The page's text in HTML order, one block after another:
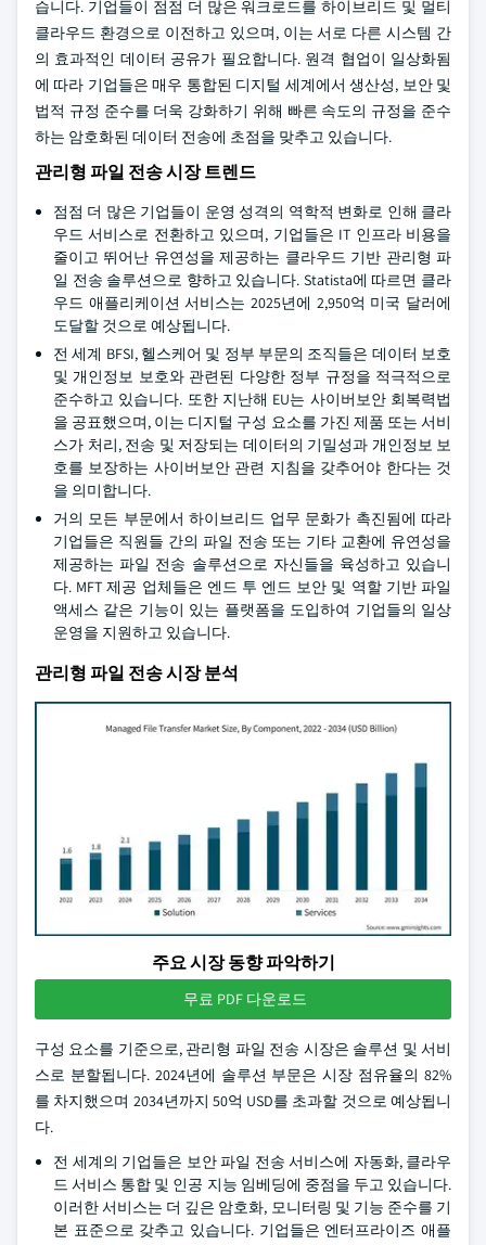
습니다. 기업들이 점점 더 많은 워크로드를 하이브리드 및 멀티
클라우드 환경으로 이전하고 있으며, 이는 서로 다른 시스템 간
의 효과적인 데이터 공유가 필요합니다. 원격 협업이 일상화됨
에 따라 기업들은 매우 통합된 디지털 세계에서 생산성, 보안 및
법적 규정 준수를 더욱 강화하기 위해 빠른 속도의 규정을 준수
하는 암호화된 데이터 전송에 초점을 맞추고 있습니다.
관리형 파일 전송 시장 트렌드
점점 더 많은 기업들이 운영 성격의 역학적 변화로 인해 클라
우드 서비스로 전환하고 있으며, 기업들은 IT 인프라 비용을
줄이고 뛰어난 유연성을 제공하는 클라우드 기반 관리형 파
일 전송 솔루션으로 향하고 있습니다. Statista에 따르면 클라
우드 애플리케이션 서비스는 2025년에 2,950억 미국 달러에
도달할 것으로 예상됩니다.
전 세계 BFSI, 헬스케어 및 정부 부문의 조직들은 데이터 보호
및 개인정보 보호와 관련된 다양한 정부 규정을 적극적으로
준수하고 있습니다. 또한 지난해 EU는 사이버보안 회복력법
을 공표했으며, 이는 디지털 구성 요소를 가진 제품 또는 서비
스가 처리, 전송 및 저장되는 데이터의 기밀성과 개인정보 보
호를 보장하는 사이버보안 관련 지침을 갖추어야 한다는 것
을 의미합니다.
거의 모든 부문에서 하이브리드 업무 문화가 촉진됨에 따라
기업들은 직원들 간의 파일 전송 또는 기타 교환에 유연성을
제공하는 파일 전송 솔루션으로 자신들을 육성하고 있습니
다. MFT 제공 업체들은 엔드 투 엔드 보안 및 역할 기반 파일
액세스 같은 기능이 있는 플랫폼을 도입하여 기업들의 일상
운영을 지원하고 있습니다.
관리형 파일 전송 시장 분석
주요 시장 동향 파악하기
무료 PDF 다운로드
구성 요소를 기준으로, 관리형 파일 전송 시장은 솔루션 및 서비
스로 분할됩니다. 2024년에 솔루션 부문은 시장 점유율의 82%
를 차지했으며 2034년까지 50억 USD를 초과할 것으로 예상됩니
다.
전 세계의 기업들은 보안 파일 전송 서비스에 자동화, 클라우
드 서비스 통합 및 인공 지능 임베딩에 중점을 두고 있습니다.
이러한 서비스는 더 깊은 암호화, 모니터링 및 기능 준수를 기
본 표준으로 갖추고 있습니다. 기업들은 엔터프라이즈 애플